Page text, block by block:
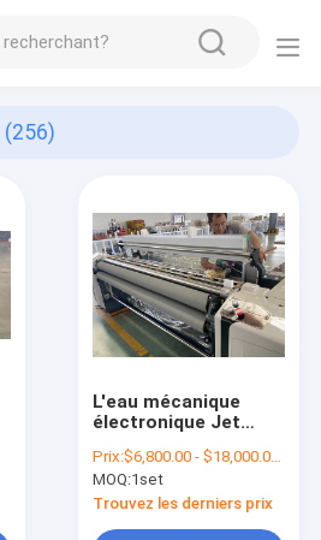
(256)
L'eau mécanique
électronique Jet
Machine du métier à
tisser de ratière de
double bec 210cm
Prix:$6,800.00 - $18,000.00/sets
MOQ:1set
Trouvez les derniers prix